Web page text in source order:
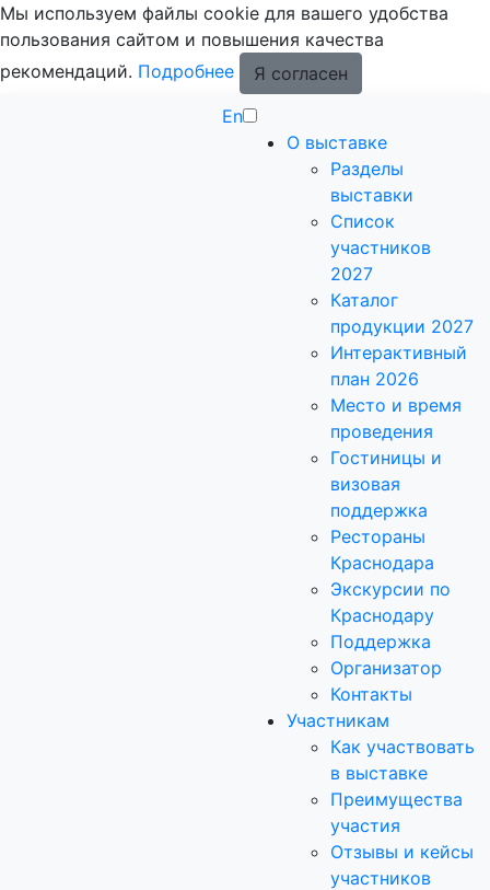
Мы используем файлы cookie для вашего удобства
пользования сайтом и повышения качества
рекомендаций. Подробнее
Я согласен
En
О выставке
Разделы
выставки
Список
участников
2027
Каталог
продукции 2027
Интерактивный
план 2026
Место и время
проведения
Гостиницы и
визовая
поддержка
Рестораны
Краснодара
Экскурсии по
Краснодару
Поддержка
Организатор
Контакты
Участникам
Как участвовать
в выставке
Преимущества
участия
Отзывы и кейсы
участников